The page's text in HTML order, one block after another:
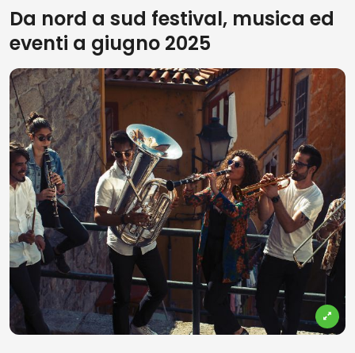
Da nord a sud festival, musica ed
eventi a giugno 2025